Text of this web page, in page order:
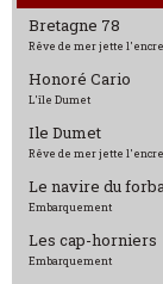
Bretagne 78
Rêve de mer jette l'encre
Honoré Cario
L'île Dumet
Ile Dumet
Rêve de mer jette l'encre
Le navire du
Embarquement
Les cap-horniers
Embarquement